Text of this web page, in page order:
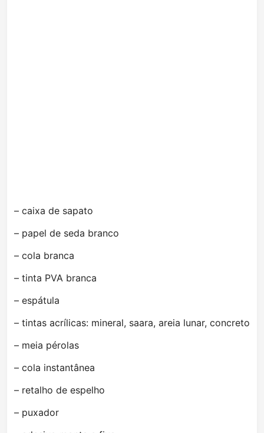
– caixa de sapato
– papel de seda branco
– cola branca
– tinta PVA branca
– espátula
– tintas acrílicas: mineral, saara, areia lunar, concreto
– meia pérolas
– cola instantânea
– retalho de espelho
– puxador